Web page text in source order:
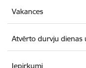
Vakances
Atvērto durvju dienas
Iepirkumi